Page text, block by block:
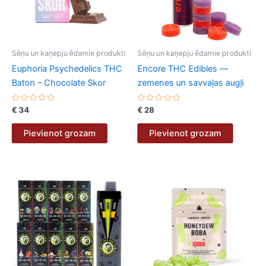
Sēņu un kaņepju ēdamie produkti
Euphoria Psychedelics THC
Baton – Chocolate Skor
Novērtēts
ar
0
€ 34
Pievienot grozam
Sēņu un kaņepju ēdamie produkti
Encore THC Edibles —
zemenes un savvaļas augļi
Novērtēts
ar
0
€ 28
Pievienot grozam